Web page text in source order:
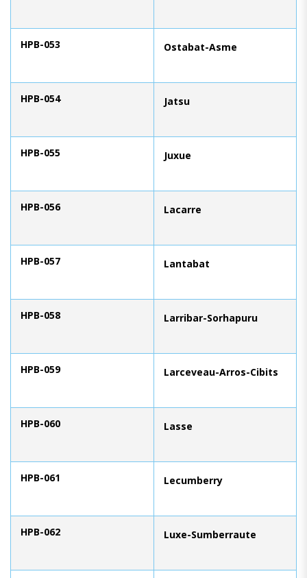
HPB-053 Ostabat-Asme
HPB-054 Jatsu
HPB-055 Juxue
HPB-056 Lacarre
HPB-057 Lantabat
HPB-058 Larribar-Sorhapuru
HPB-059 Larceveau-Arros-Cibits
HPB-060 Lasse
HPB-061 Lecumberry
HPB-062 Luxe-Sumberraute